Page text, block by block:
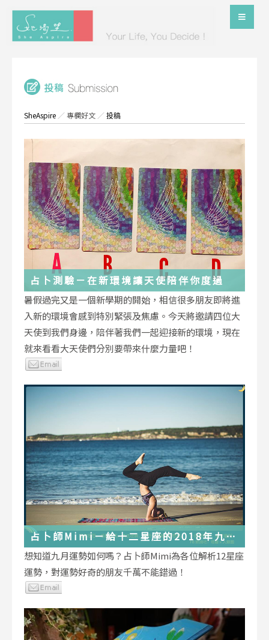
SheAspire ／專欄好文 ／投稿
占卜測驗－在新環境讓天使陪伴你度過
暑假過完又是一個新學期的開始，相信很多朋友即將進
入新的環境會感到特別緊張及焦慮。今天將邀請四位大
天使到我們身邊，陪伴著我們一起迎接新的環境，現在
就來看看大天使們分別要帶來什麼力量吧！
占卜師Mimi－給十二星座的2018年九月
運勢小叮嚀
想知道九月運勢如何嗎？占卜師Mimi為各位解析12星座
運勢，對運勢好奇的朋友千萬不能錯過！